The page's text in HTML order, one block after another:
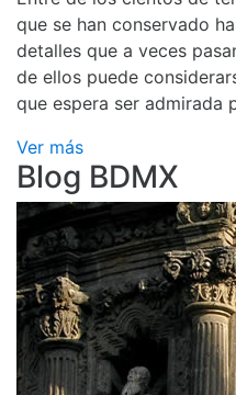
que se han conservado
detalles que a veces
de ellos puede
que espera ser admirada
Ver más
Blog BDMX